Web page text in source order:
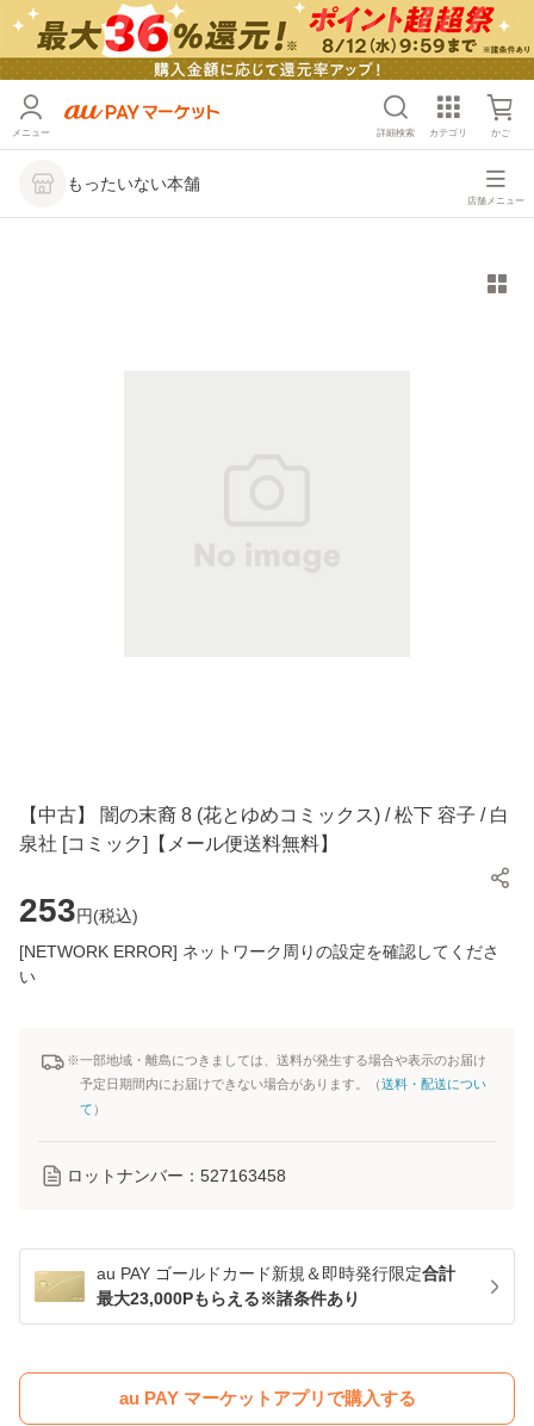
メニュー 詳細検索 カテゴリ かご
もったいない本舗
店舗メニュー
【中古】 闇の末裔 8 (花とゆめコミックス) / 松下 容子 / 白
泉社 [コミック]【メール便送料無料】
253円(税込)
[NETWORK ERROR] ネットワーク周りの設定を確認してくださ
い
※一部地域・離島につきましては、送料が発生する場合や表示のお届け
予定日期間内にお届けできない場合があります。（送料・配送につい
て ）
ロットナンバー： 527163458
au PAY ゴールドカード新規＆即時発行限定合計
最大23,000Pもらえる※諸条件あり
au PAY マーケットアプリで購入する